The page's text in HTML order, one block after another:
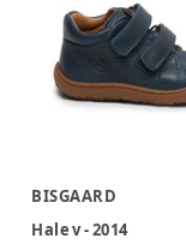
BISGAARD
Hale v - 2014